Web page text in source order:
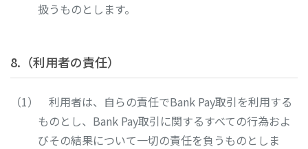
扱うものとします。
8.（利用者の責任）
利用者は、自らの責任でBank Pay取引を利用する
ものとし、Bank Pay取引に関するすべての行為およ
びその結果について一切の責任を負うものとしま